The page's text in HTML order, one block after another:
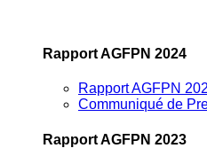
Rapport AGFPN 2024
Rapport AGFPN
Communiqué de
Rapport AGFPN 2023